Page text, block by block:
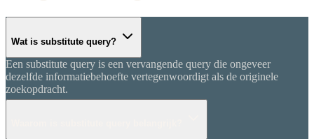
Wat is substitute query?
Een substitute query is een vervangende query die ongeveer
dezelfde informatiebehoefte vertegenwoordigt als de originele
zoekopdracht.